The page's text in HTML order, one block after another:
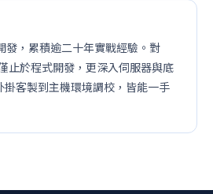
發，累積逾二十年實戰經驗。對
止於程式開發，更深入伺服器與底
客製到主機環境調校，皆能一手